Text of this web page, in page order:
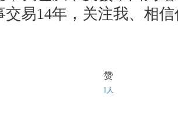
交易14年，关注我、相
赞
1人